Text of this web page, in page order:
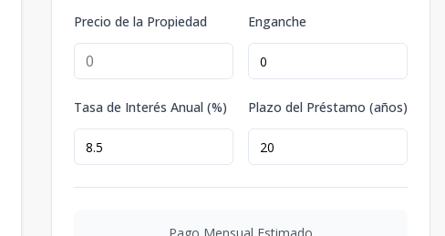
Precio de la Propiedad Enganche
Tasa de Interés Anual (%) Plazo del Préstamo (años)